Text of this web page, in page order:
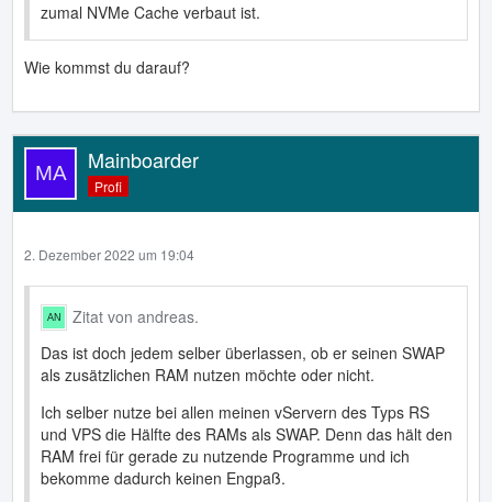
zumal NVMe Cache verbaut ist.
Wie kommst du darauf?
Mainboarder
Profi
2. Dezember 2022 um 19:04
Zitat von andreas.
Das ist doch jedem selber überlassen, ob er seinen SWAP
als zusätzlichen RAM nutzen möchte oder nicht.
Ich selber nutze bei allen meinen vServern des Typs RS
und VPS die Hälfte des RAMs als SWAP. Denn das hält den
RAM frei für gerade zu nutzende Programme und ich
bekomme dadurch keinen Engpaß.